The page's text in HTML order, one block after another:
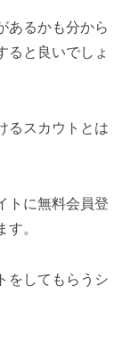
あるかも分から
ると良いでしょ
るスカウトとは
トに無料会員登
。
をしてもらうシ